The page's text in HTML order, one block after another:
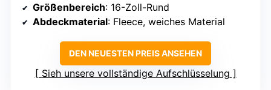
Größenbereich: 16-Zoll-Rund
Abdeckmaterial: Fleece, weiches Material
DEN NEUESTEN PREIS ANSEHEN
Sieh unsere vollständige Aufschlüsselung